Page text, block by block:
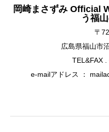
岡崎まさずみ Official
う福
〒
広島県福山市
TEL&FAX
e-mailアドレス ：